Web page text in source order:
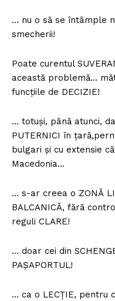
… nu o să se întâmple
smecherii!
Poate curentul
această problemă…
funcțiile de DECIZIE!
… totuși, până atunci,
PUTERNICI în
bulgari și cu extensie
Macedonia…
… s-ar creea o ZONĂ
BALCANICĂ, fără
reguli CLARE!
… doar cei din
PAȘAPORTUL!
… ca o LECȚIE, pentru